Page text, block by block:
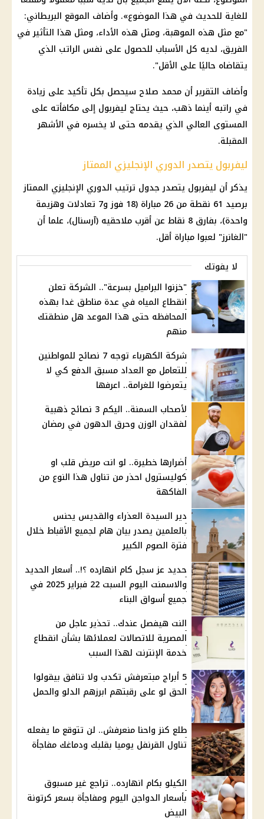
للغاية للحديث في هذا الموضوع». وأضاف الموقع البريطاني:
"مع مثل هذه الموهبة، ومثل هذه الأداء، ومثل هذا التأثير في
الفريق، لديه كل الأسباب للحصول على نفس الراتب الذي
يتقاضاه حاليًا على الأقل".
وأضاف التقرير أن محمد صلاح سيحصل بكل تأكيد على زيادة
في راتبه أينما ذهب، حيث يحتاج ليفربول إلى مكافأته على
المستوى العالي الذي يقدمه حتى لا يخسره في الأشهر
المقبلة.
ليفربول يتصدر الدوري الإنجليزي الممتاز
يذكر أن ليفربول يتصدر جدول ترتيب الدوري الإنجليزي الممتاز
برصيد 61 نقطة من 26 مباراة (18 فوز و7 تعادلات وهزيمة
واحدة)، بفارق 8 نقاط عن أقرب ملاحقيه (آرسنال)، علما أن
"الغانرز" لعبوا مباراة أقل.
لا يفوتك
"خزنوا البراميل بسرعة".. الشركة تعلن
انقطاع المياه في عدة مناطق غدا بهذه
المحافظه حتى هذا الموعد هل منطقتك
منهم
شركة الكهرباء توجه 7 نصائح للمواطنين
للتعامل مع العداد مسبق الدفع كي لا
يتعرضوا للغرامة.. اعرفها
لأصحاب السمنة.. اليكم 3 نصائح ذهبية
لفقدان الوزن وحرق الدهون في رمضان
أضرارها خطيرة.. لو انت مريض قلب او
كوليسترول احذر من تناول هذا النوع من
الفاكهة
دير السيدة العذراء والقديس يحنس
بالعلمين يصدر بيان هام لجميع الأقباط خلال
فترة الصوم الكبير
حديد عز سجل كام انهارده ؟!.. أسعار الحديد
والاسمنت اليوم السبت 22 فبراير 2025 في
جميع أسواق البناء
النت هيفصل عندك.. تحذير عاجل من
المصرية للاتصالات لعملائها بشأن انقطاع
خدمة الإنترنت لهذا السبب
5 أبراج مبتعرفش تكدب ولا تنافق بيقولوا
الحق لو على رقبتهم ابرزهم الدلو والحمل
طلع كنز واحنا منعرفش.. لن تتوقع ما يفعله
تناول القرنفل يوميا بقلبك ودماغك مفاجأة
الكيلو بكام انهارده.. تراجع غير مسبوق
بأسعار الدواجن اليوم ومفاجأة بسعر كرتونة
البيض